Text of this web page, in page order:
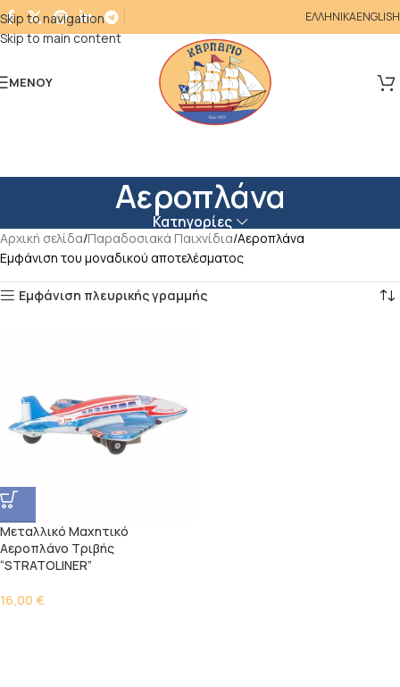
Skip to navigation
Skip to main content
ΕΛΛΗΝΙΚΑENGLISH
ΜΕΝΟΎ
Αεροπλάνα
Κατηγορίες
Αρχική σελίδα Παραδοσιακά Παιχνίδια Αεροπλάνα
Εμφάνιση του μοναδικού αποτελέσματος
Εμφάνιση πλευρικής γραμμής
Μεταλλικό Μαχητικό
Αεροπλάνο Τριβής
“STRATOLINER”
16,00 €